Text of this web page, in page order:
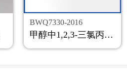
BWQ7330-2016
甲醇中1,2,3-三氯丙烷溶液标准物质